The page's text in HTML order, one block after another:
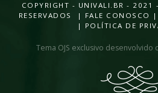
COPYRIGHT - UNIVALI.BR - 2021
RESERVADOS |
FALE CONOSCO |
| POLÍTICA DE
Tema OJS exclusivo desenvolvido